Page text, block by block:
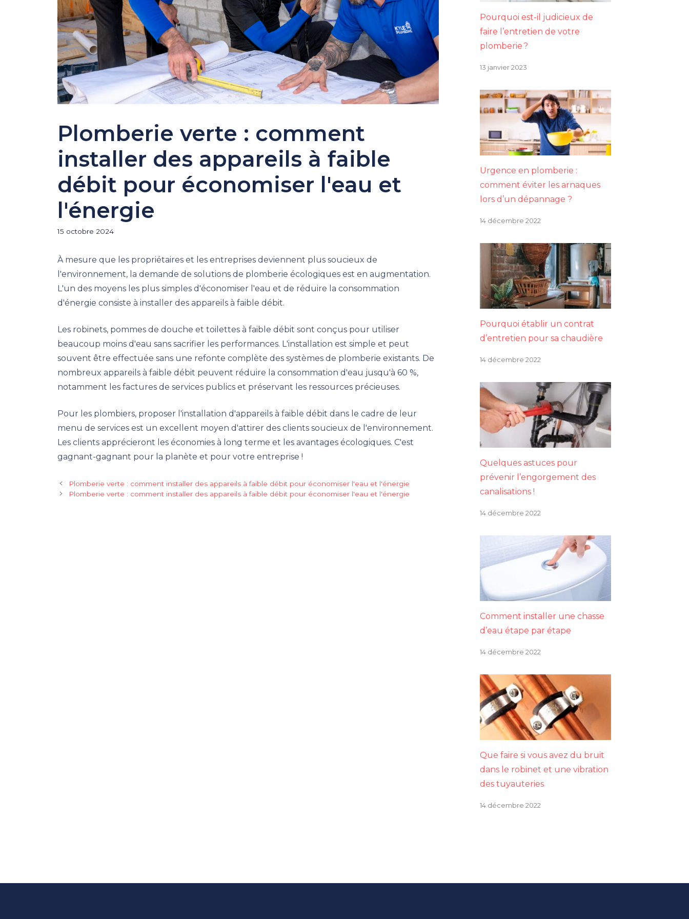
Plomberie verte : comment
installer des appareils à faible
débit pour économiser l'eau et
l'énergie
15 octobre 2024
À mesure que les propriétaires et les entreprises deviennent plus soucieux de
l'environnement, la demande de solutions de plomberie écologiques est en augmentation.
L'un des moyens les plus simples d'économiser l'eau et de réduire la consommation
d'énergie consiste à installer des appareils à faible débit.
Les robinets, pommes de douche et toilettes à faible débit sont conçus pour utiliser
beaucoup moins d'eau sans sacrifier les performances. L'installation est simple et peut
souvent être effectuée sans une refonte complète des systèmes de plomberie existants. De
nombreux appareils à faible débit peuvent réduire la consommation d'eau jusqu'à 60 %,
notamment les factures de services publics et préservant les ressources précieuses.
Pour les plombiers, proposer l'installation d'appareils à faible débit dans le cadre de leur
menu de services est un excellent moyen d'attirer des clients soucieux de l'environnement.
Les clients apprécieront les économies à long terme et les avantages écologiques. C'est
gagnant-gagnant pour la planète et pour votre entreprise !
Plomberie verte : comment installer des appareils à faible débit pour économiser l'eau et l'énergie
Plomberie verte : comment installer des appareils à faible débit pour économiser l'eau et l'énergie
Pourquoi est-il judicieux de
faire l’entretien de votre
plomberie ?
13 janvier 2023
Urgence en plomberie :
comment éviter les arnaques
lors d’un dépannage ?
14 décembre 2022
Pourquoi établir un contrat
d’entretien pour sa chaudière
14 décembre 2022
Quelques astuces pour
prévenir l’engorgement des
canalisations !
14 décembre 2022
Comment installer une chasse
d’eau étape par étape
14 décembre 2022
Que faire si vous avez du bruit
dans le robinet et une vibration
des tuyauteries
14 décembre 2022